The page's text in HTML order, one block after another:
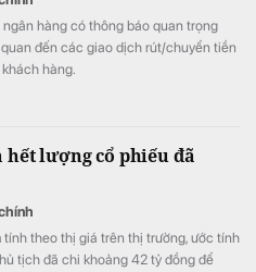
ngân hàng có thông báo quan trọng
đến các giao dịch rút/chuyển tiền
hàng.
lượng cổ phiếu đã
tính theo thị giá trên thị trường, ước tính
tịch đã chi khoảng 42 tỷ đồng để